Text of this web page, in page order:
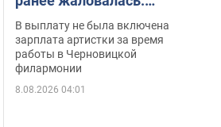
сколько получала
певица
В выплату не была включена
зарплата артистки за время
работы в Черновицкой
филармонии
8.08.2026 04:01